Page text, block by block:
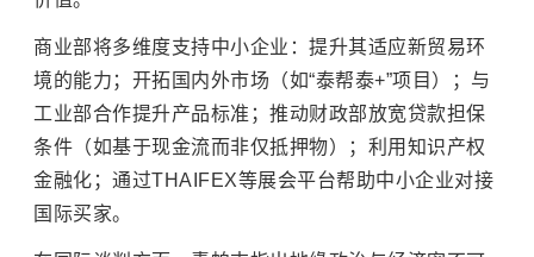
商业部将多维度支持中小企业：提升其适应新贸易环
境的能力；开拓国内外市场（如“泰帮泰+”项目）；与
工业部合作提升产品标准；推动财政部放宽贷款担保
条件（如基于现金流而非仅抵押物）；利用知识产权
金融化；通过THAIFEX等展会平台帮助中小企业对接
国际买家。